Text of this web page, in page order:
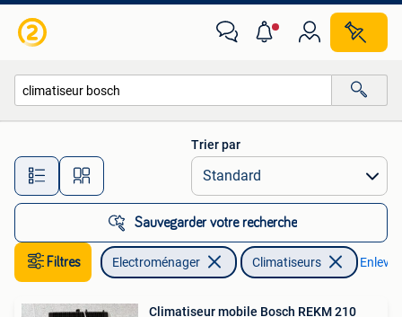
Toutes les distances…
Trier par
Sauvegarder votre recherche
Filtres Electroménager Climatiseurs
Climatiseur mobile Bosch REKM 210